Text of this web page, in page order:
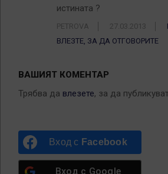
истината ?
PETROVA 27.03.2013
ВЛЕЗТЕ, ЗА ДА ОТГОВОРИТЕ
ВАШИЯТ КОМЕНТАР
Трябва да влезете, за да
Вход с Facebook
Вход с Google